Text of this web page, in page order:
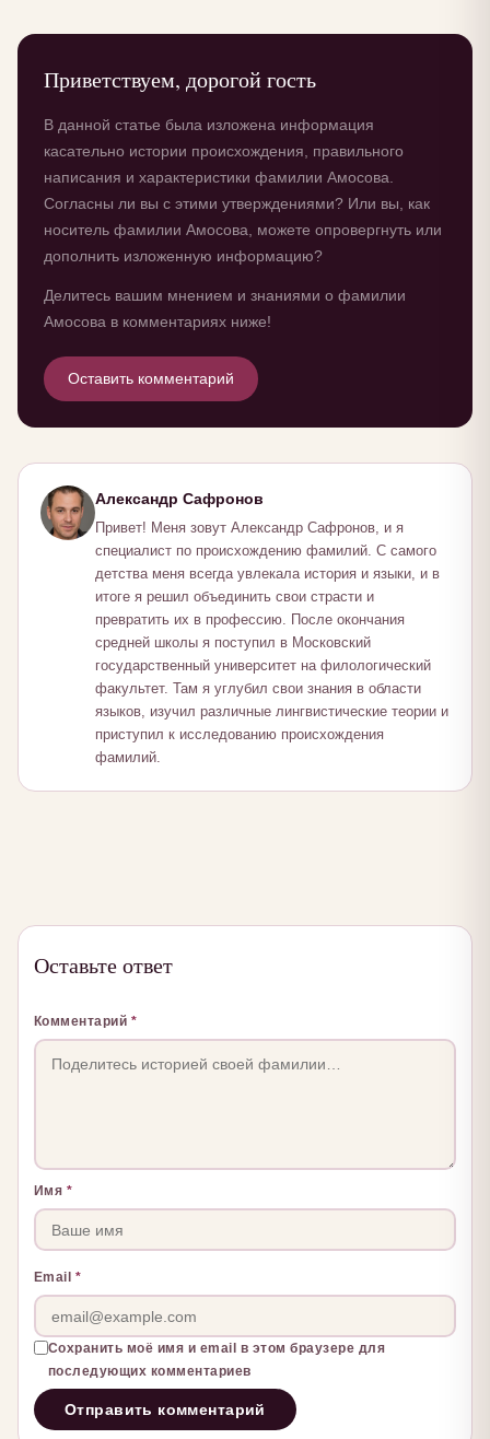
Приветствуем, дорогой гость
В данной статье была изложена информация
касательно истории происхождения, правильного
написания и характеристики фамилии Амосова.
Согласны ли вы с этими утверждениями? Или вы, как
носитель фамилии Амосова, можете опровергнуть или
дополнить изложенную информацию?
Делитесь вашим мнением и знаниями о фамилии
Амосова в комментариях ниже!
Оставить комментарий
Александр Сафронов
Привет! Меня зовут Александр Сафронов, и я
специалист по происхождению фамилий. С самого
детства меня всегда увлекала история и языки, и в
итоге я решил объединить свои страсти и
превратить их в профессию. После окончания
средней школы я поступил в Московский
государственный университет на филологический
факультет. Там я углубил свои знания в области
языков, изучил различные лингвистические теории и
приступил к исследованию происхождения
фамилий.
Оставьте ответ
Комментарий *
Имя *
Email *
Сохранить моё имя и email в этом браузере для
последующих комментариев